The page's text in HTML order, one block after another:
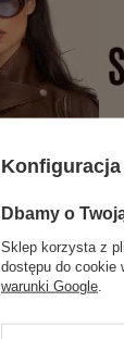
Konfiguracja
Dbamy o
Sklep korzysta z
dostępu do cookie
warunki Google